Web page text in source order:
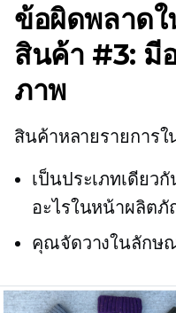
ข้อผิดพลาดใ
สินค้า #3: มี
ภาพ
สินค้าหลายรายการ
เป็นประเภทเดียว
อะไรในหน้าผลิต
คุณจัดวางในลักษ